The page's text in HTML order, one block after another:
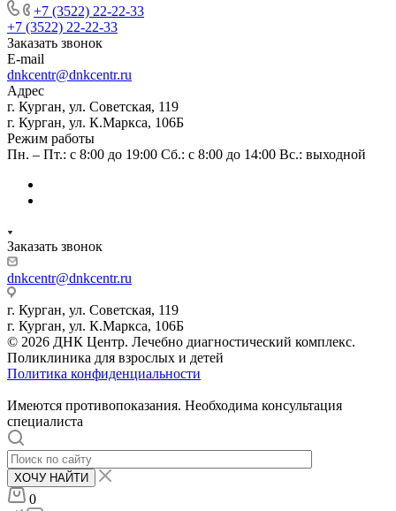
+7 (3522) 22-22-33
+7 (3522) 22-22-33
Заказать звонок
E-mail
dnkcentr@dnkcentr.ru
Адрес
г. Курган, ул. Советская, 119
г. Курган, ул. К.Маркса, 106Б
Режим работы
Пн. – Пт.: с 8:00 до 19:00 Сб.: с 8:00 до 14:00 Вс.: выходной
Заказать звонок
dnkcentr@dnkcentr.ru
г. Курган, ул. Советская, 119
г. Курган, ул. К.Маркса, 106Б
© 2026 ДНК Центр. Лечебно диагностический комплекс.
Поликлиника для взрослых и детей
Политика конфиденциальности
Имеются противопоказания. Необходима консультация
специалиста
ХОЧУ НАЙТИ
0